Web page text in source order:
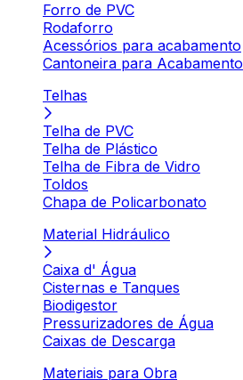
Forro de PVC
Rodaforro
Acessórios para acabamento
Cantoneira para Acabamento
Telhas
Telha de PVC
Telha de Plástico
Telha de Fibra de Vidro
Toldos
Chapa de Policarbonato
Material Hidráulico
Caixa d' Água
Cisternas e Tanques
Biodigestor
Pressurizadores de Água
Caixas de Descarga
Materiais para Obra